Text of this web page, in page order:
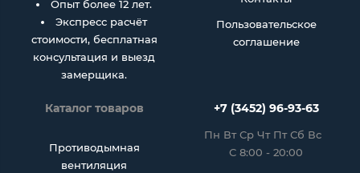
Опыт более 12 лет.
Экспресс расчёт
стоимости, бесплатная
консультация и выезд
замерщика.
Пользовательское
соглашение
Каталог товаров
Противодымная
вентиляция
+7 (3452) 96-93-63
Пн Вт Ср Чт Пт Сб Вс
С 8:00 - 20:00